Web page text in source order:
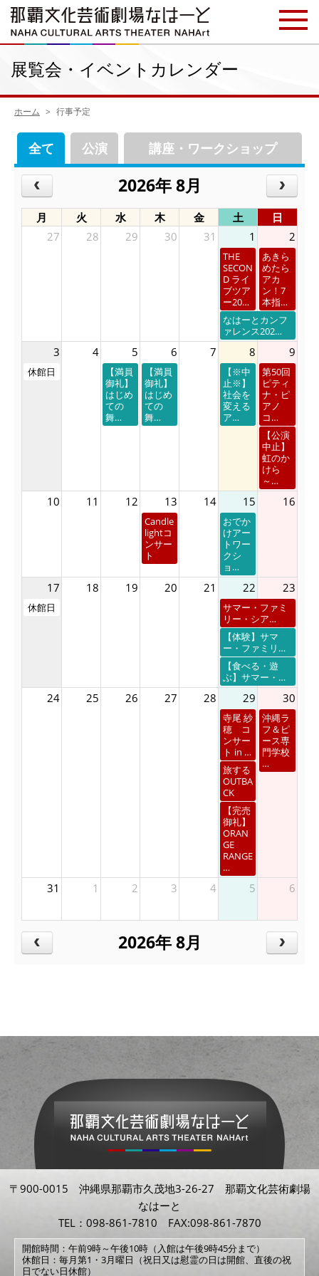
展覧会・イベントカレンダー
ホーム 行事予定
全て 公演 講座・ワークショップ
2026年 8月
月 火 水 木 金 土
日
27
28 29 30 31 1 2
THE
SECON
D ライ
ブツア
ー20…
あきら
めたら
アカ
ン！7
本指…
なはーとカンフ
ァレンス202…
3 4 5 6 7 8 9
休館日
【満員
御礼】
はじめ
ての
舞…
【満員
御礼】
はじめ
ての
舞…
【※中
止※】
社会を
変える
ア…
第50回
ピティ
ナ・ピ
アノ
コ…
【公演
中止】
虹のか
けら
～…
10 11 12 13 14 15 16
Candle
lightコ
ンサー
ト
おでか
けアー
トワー
クシ
ョ…
17 18 19 20 21 22 23
休館日
サマー・ファミ
リー・シア…
【体験】サマ
ー・ファミリ…
【食べる・遊
ぶ】サマー・…
24 25 26 27 28 29 30
寺尾 紗
穂 コ
ンサー
ト in …
沖縄ラ
フ＆ピ
ース専
門学校
…
旅する
OUTBA
CK
【完売
御礼】
ORAN
GE
RANGE
…
31 1 2 3 4 5 6
2026年 8月
〒900-0015 沖縄県那覇市久茂地3-26-27 那覇文化芸術劇場
なはーと
TEL：098-861-7810 FAX:098-861-7870
開館時間：午前9時～午後10時（入館は午後9時45分まで）
休館日：毎月第1・3月曜日（祝日又は慰霊の日は開館、直後の祝
日でない日休館）